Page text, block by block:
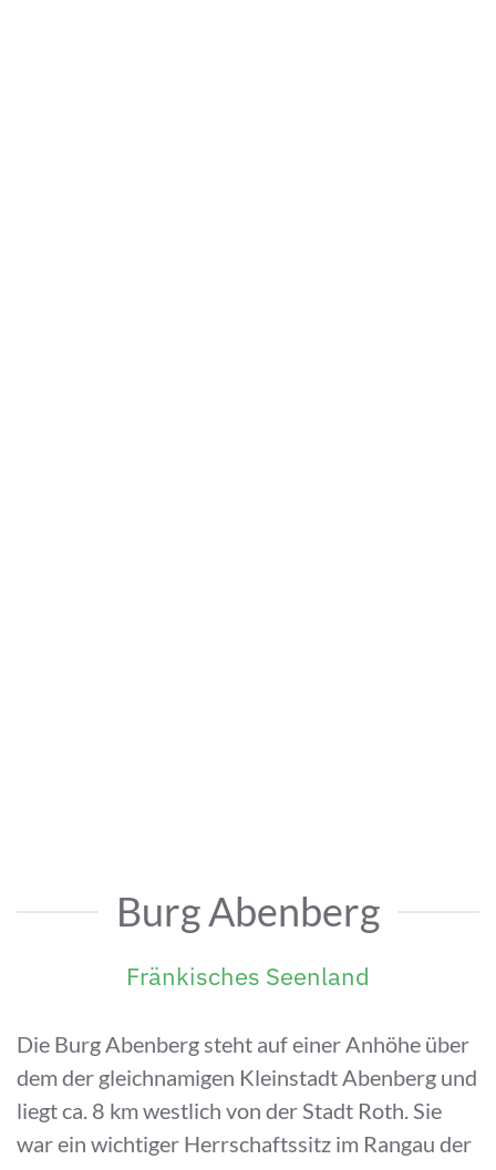
Burg Abenberg
Fränkisches Seenland
Die Burg Abenberg steht auf einer Anhöhe über
dem der gleichnamigen Kleinstadt Abenberg und
liegt ca. 8 km westlich von der Stadt Roth. Sie
war ein wichtiger Herrschaftssitz im Rangau der